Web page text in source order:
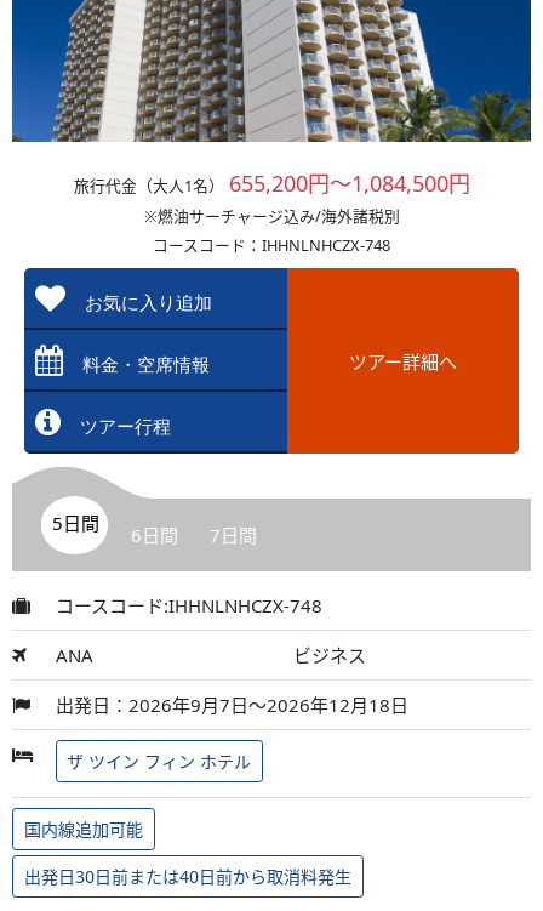
旅行代金（大人1名） 655,200円～1,084,500円
※燃油サーチャージ込み/海外諸税別
コースコード：IHHNLNHCZX-748
お気に入り追加
料金・空席情報
ツアー行程
ツアー詳細へ
5日間 6日間 7日間
コースコード:IHHNLNHCZX-748
ANA ビジネス
出発日：2026年9月7日～2026年12月18日
ザ ツイン フィン ホテル
国内線追加可能
出発日30日前または40日前から取消料発生